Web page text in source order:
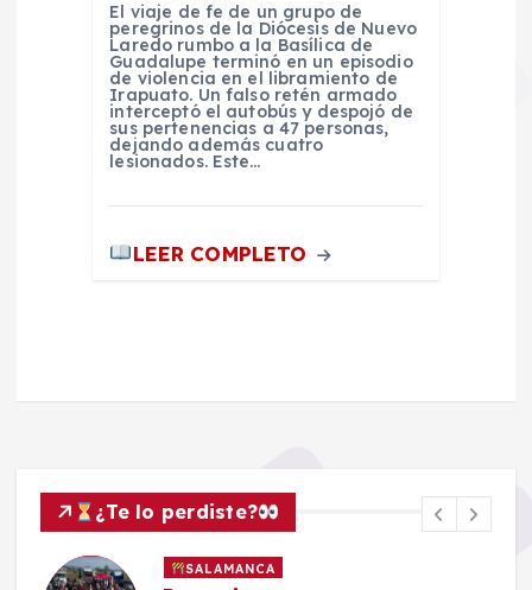
El viaje de fe de un grupo de
peregrinos de la Diócesis de Nuevo
Laredo rumbo a la Basílica de
Guadalupe terminó en un episodio
de violencia en el libramiento de
Irapuato. Un falso retén armado
interceptó el autobús y despojó de
sus pertenencias a 47 personas,
dejando además cuatro
lesionados. Este…
LEER COMPLETO
¿Te lo perdiste?
SALAMANCA